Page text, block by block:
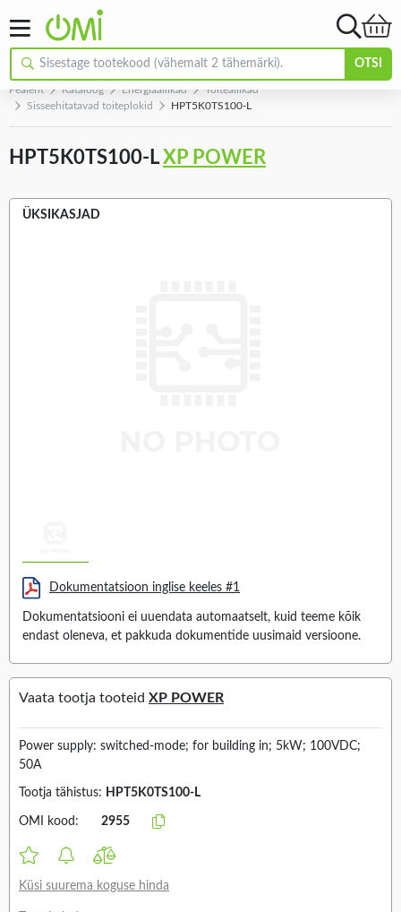
OTSI
Pealeht Kataloog Energiaallikad
Toiteallikad
Sisseehitatavad toiteplokid
HPT5K0TS100-L
HPT5K0TS100-L XP POWER
ÜKSIKASJAD
Dokumentatsioon inglise keeles #1
Dokumentatsiooni ei uuendata automaatselt, kuid teeme kõik
endast oleneva, et pakkuda dokumentide uusimaid versioone.
Vaata tootja tooteid XP POWER
Power supply: switched-mode; for building in; 5kW; 100VDC;
50A
Tootja tähistus: HPT5K0TS100-L
OMI kood: 2955
Küsi suurema koguse hinda